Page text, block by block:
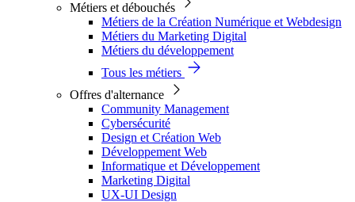
Métiers et débouchés
Métiers de la Création Numérique et Webdesign
Métiers du Marketing Digital
Métiers du développement
Tous les métiers
Offres d'alternance
Community Management
Cybersécurité
Design et Création Web
Développement Web
Informatique et Développement
Marketing Digital
UX-UI Design